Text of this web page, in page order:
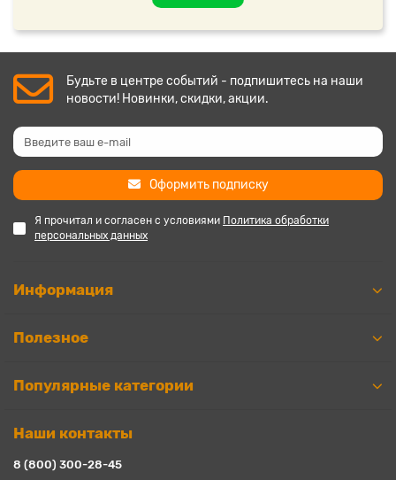
Будьте в центре событий - подпишитесь на наши
новости! Новинки, скидки, акции.
Оформить подписку
Я прочитал и согласен с условиями Политика обработки
персональных данных
Информация
Полезное
Популярные категории
Наши контакты
8 (800) 300-28-45